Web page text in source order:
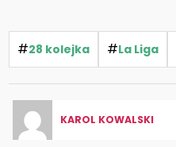
#28 kolejka #La Liga
KAROL KOWALSKI